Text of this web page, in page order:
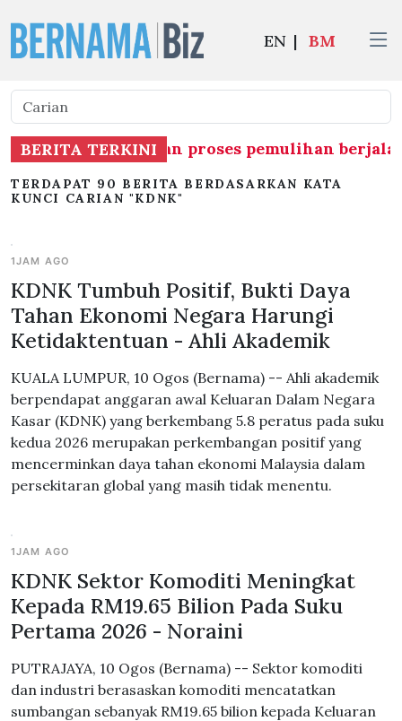
EN | BM
BERITA TERKINI
pastikan proses pemulihan berjalan
TERDAPAT 90 BERITA BERDASARKAN KATA
KUNCI CARIAN "KDNK"
1JAM AGO
KDNK Tumbuh Positif, Bukti Daya
Tahan Ekonomi Negara Harungi
Ketidaktentuan - Ahli Akademik
KUALA LUMPUR, 10 Ogos (Bernama) -- Ahli akademik
berpendapat anggaran awal Keluaran Dalam Negara
Kasar (KDNK) yang berkembang 5.8 peratus pada suku
kedua 2026 merupakan perkembangan positif yang
mencerminkan daya tahan ekonomi Malaysia dalam
persekitaran global yang masih tidak menentu.
1JAM AGO
KDNK Sektor Komoditi Meningkat
Kepada RM19.65 Bilion Pada Suku
Pertama 2026 - Noraini
PUTRAJAYA, 10 Ogos (Bernama) -- Sektor komoditi
dan industri berasaskan komoditi mencatatkan
sumbangan sebanyak RM19.65 bilion kepada Keluaran